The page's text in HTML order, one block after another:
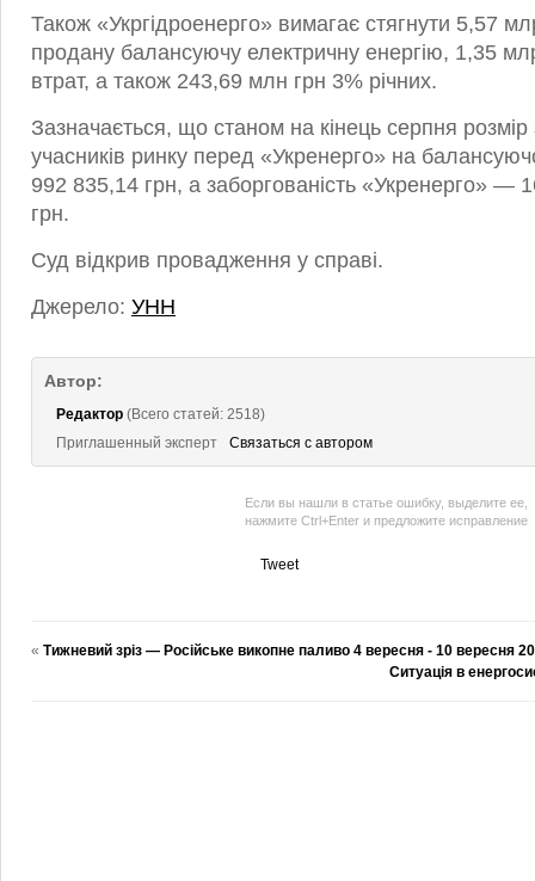
Також «Укргідроенерго» вимагає стягнути 5,57
продану балансуючу електричну енергію, 1,35
втрат, а також 243,69 млн грн 3% річних.
Зазначається, що станом на кінець серпня розмір
учасників ринку перед «Укренерго» на
992 835,14 грн, а заборгованість «Укренерго» —
грн.
Суд відкрив провадження у справі.
Джерело: УНН
Автор:
Редактор (Всего статей: 2518)
Приглашенный эксперт
Связаться с автором
Если вы нашли в статье ошибку, выделите ее,
нажмите Ctrl+Enter и предложите исправление
Tweet
« Тижневий зріз — Російське викопне паливо 4 вересня ‑ 10 вересня
Ситуація в